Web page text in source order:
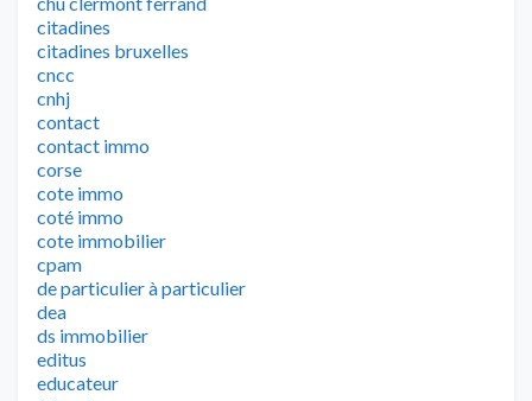
citadines
citadines bruxelles
cncc
cnhj
contact
contact immo
corse
cote immo
coté immo
cote immobilier
cpam
de particulier à particulier
dea
ds immobilier
editus
educateur